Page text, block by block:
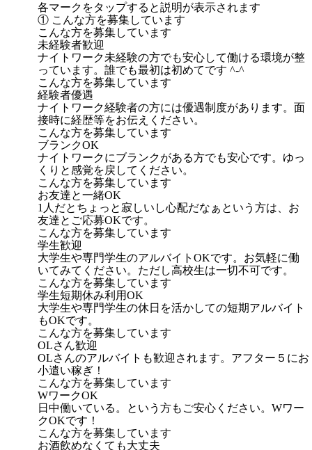
各マークをタップすると説明が表示されます
① こんな方を募集しています
こんな方を募集しています
未経験者歓迎
ナイトワーク未経験の方でも安心して働ける環境が整
っています。誰でも最初は初めてです ^-^
こんな方を募集しています
経験者優遇
ナイトワーク経験者の方には優遇制度があります。面
接時に経歴等をお伝えください。
こんな方を募集しています
ブランクOK
ナイトワークにブランクがある方でも安心です。ゆっ
くりと感覚を戻してください。
こんな方を募集しています
お友達と一緒OK
1人だとちょっと寂しいし心配だなぁという方は、お
友達とご応募OKです。
こんな方を募集しています
学生歓迎
大学生や専門学生のアルバイトOKです。お気軽に働
いてみてください。ただし高校生は一切不可です。
こんな方を募集しています
学生短期休み利用OK
大学生や専門学生の休日を活かしての短期アルバイト
もOKです。
こんな方を募集しています
OLさん歓迎
OLさんのアルバイトも歓迎されます。アフター５にお
小遣い稼ぎ！
こんな方を募集しています
WワークOK
日中働いている。という方もご安心ください。Wワー
クOKです！
こんな方を募集しています
お酒飲めなくても大丈夫